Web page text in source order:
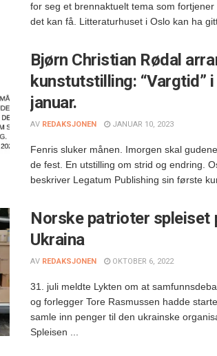
for seg et brennaktuelt tema som
det kan få. Litteraturhuset i Oslo kan ha gitt
Bjørn Christian Rødal
kunstutstilling: “Vargtid”
januar.
AV REDAKSJONEN JANUAR 10, 2023
Fenris sluker månen. Imorgen skal
de fest. En utstilling om strid og endring.
beskriver Legatum Publishing sin første
Norske patrioter spleiset
Ukraina
AV REDAKSJONEN OKTOBER 6, 2022
31. juli meldte Lykten om at
og forlegger Tore Rasmussen hadde
samle inn penger til den ukrainske
Spleisen ...